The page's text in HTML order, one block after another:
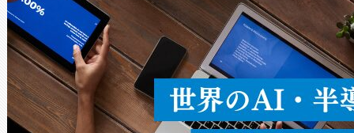
ることなく、単一のデバイス
うにします。遠距離まで届く
密度なスキャ […]